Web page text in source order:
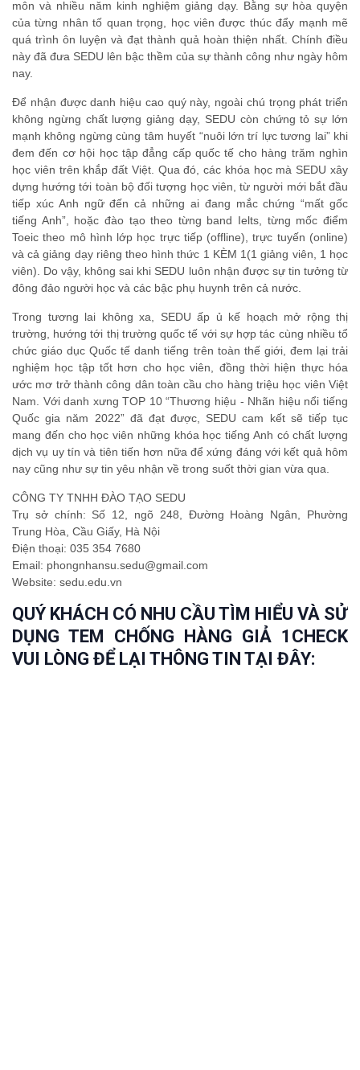
môn và nhiều năm kinh nghiệm giảng dạy. Bằng sự hòa quyện
của từng nhân tố quan trọng, học viên được thúc đẩy mạnh mẽ
quá trình ôn luyện và đạt thành quả hoàn thiện nhất. Chính điều
này đã đưa SEDU lên bậc thềm của sự thành công như ngày hôm
nay.
Để nhận được danh hiệu cao quý này, ngoài chú trọng phát triển
không ngừng chất lượng giảng dạy, SEDU còn chứng tỏ sự lớn
mạnh không ngừng cùng tâm huyết “nuôi lớn trí lực tương lai” khi
đem đến cơ hội học tập đẳng cấp quốc tế cho hàng trăm nghìn
học viên trên khắp đất Việt. Qua đó, các khóa học mà SEDU xây
dựng hướng tới toàn bộ đối tượng học viên, từ người mới bắt đầu
tiếp xúc Anh ngữ đến cả những ai đang mắc chứng “mất gốc
tiếng Anh”, hoặc đào tạo theo từng band Ielts, từng mốc điểm
Toeic theo mô hình lớp học trực tiếp (offline), trực tuyến (online)
và cả giảng dạy riêng theo hình thức 1 KÈM 1(1 giảng viên, 1 học
viên). Do vậy, không sai khi SEDU luôn nhận được sự tin tưởng từ
đông đảo người học và các bậc phụ huynh trên cả nước.
Trong tương lai không xa, SEDU ấp ủ kế hoạch mở rộng thị
trường, hướng tới thị trường quốc tế với sự hợp tác cùng nhiều tổ
chức giáo dục Quốc tế danh tiếng trên toàn thế giới, đem lại trải
nghiệm học tập tốt hơn cho học viên, đồng thời hiện thực hóa
ước mơ trở thành công dân toàn cầu cho hàng triệu học viên Việt
Nam. Với danh xưng TOP 10 “Thương hiệu - Nhãn hiệu nổi tiếng
Quốc gia năm 2022” đã đạt được, SEDU cam kết sẽ tiếp tục
mang đến cho học viên những khóa học tiếng Anh có chất lượng
dịch vụ uy tín và tiên tiến hơn nữa để xứng đáng với kết quả hôm
nay cũng như sự tin yêu nhận về trong suốt thời gian vừa qua.
CÔNG TY TNHH ĐÀO TẠO SEDU
Trụ sở chính: Số 12, ngõ 248, Đường Hoàng Ngân, Phường
Trung Hòa, Cầu Giấy, Hà Nội
Điện thoại: 035 354 7680
Email: phongnhansu.sedu@gmail.com
Website: sedu.edu.vn
QUÝ KHÁCH CÓ NHU CẦU TÌM HIỂU VÀ SỬ
DỤNG TEM CHỐNG HÀNG GIẢ 1CHECK
VUI LÒNG ĐỂ LẠI THÔNG TIN TẠI ĐÂY: